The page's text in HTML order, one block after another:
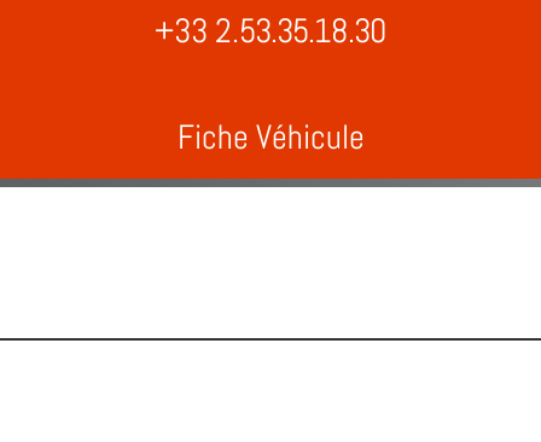
+33 2.53.35.18.30
Fiche Véhicule